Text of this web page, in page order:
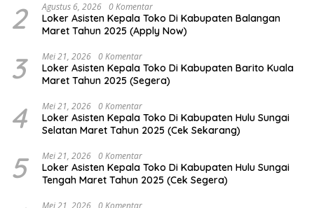
2 Agustus 6, 2026 0 Komentar
Loker Asisten Kepala Toko Di Kabupaten Balangan
Maret Tahun 2025 (Apply Now)
3 Mei 21, 2026 0 Komentar
Loker Asisten Kepala Toko Di Kabupaten Barito Kuala
Maret Tahun 2025 (Segera)
4 Mei 21, 2026 0 Komentar
Loker Asisten Kepala Toko Di Kabupaten Hulu Sungai
Selatan Maret Tahun 2025 (Cek Sekarang)
5 Mei 21, 2026 0 Komentar
Loker Asisten Kepala Toko Di Kabupaten Hulu Sungai
Tengah Maret Tahun 2025 (Cek Segera)
Mei 21, 2026 0 Komentar